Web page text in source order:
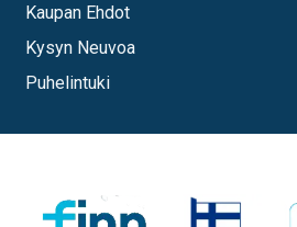
Kaupan Ehdot
Kysyn Neuvoa
Puhelintuki